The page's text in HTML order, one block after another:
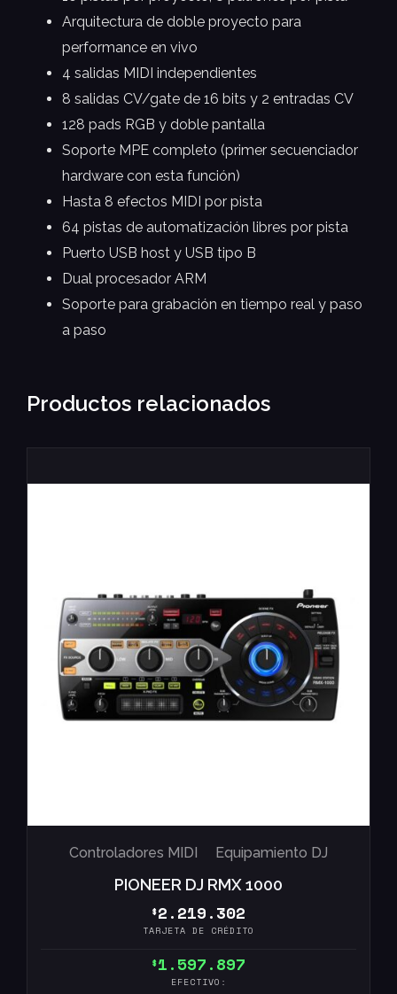
Arquitectura de doble proyecto para
performance en vivo
4 salidas MIDI independientes
8 salidas CV/gate de 16 bits y 2 entradas CV
128 pads RGB y doble pantalla
Soporte MPE completo (primer secuenciador
hardware con esta función)
Hasta 8 efectos MIDI por pista
64 pistas de automatización libres por pista
Puerto USB host y USB tipo B
Dual procesador ARM
Soporte para grabación en tiempo real y paso
a paso
Productos relacionados
Controladores MIDI Equipamiento DJ
PIONEER DJ RMX 1000
$2.219.302
TARJETA DE CRÉDITO
$1.597.897
EFECTIVO: